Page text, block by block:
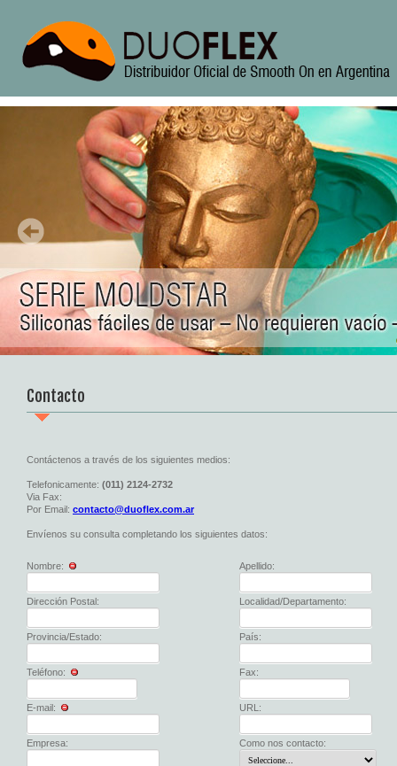
Contacto
Contáctenos a través de los siguientes medios:
Telefonicamente: (011) 2124-2732
Via Fax:
Por Email: contacto@duoflex.com.ar
Envíenos su consulta completando los siguientes datos:
Nombre: Apellido:
Dirección Postal: Localidad/Departamento:
Provincia/Estado: País:
Teléfono: Fax:
E-mail: URL:
Empresa: Como nos contacto: